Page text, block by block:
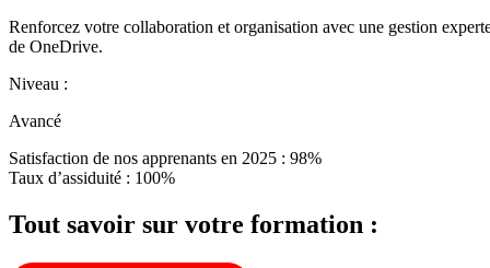
Renforcez votre collaboration et organisation avec une gestion
de OneDrive.
Niveau :
Avancé
Satisfaction de nos apprenants en 2025 : 98%
Taux d’assiduité : 100%
Tout savoir sur votre formation :